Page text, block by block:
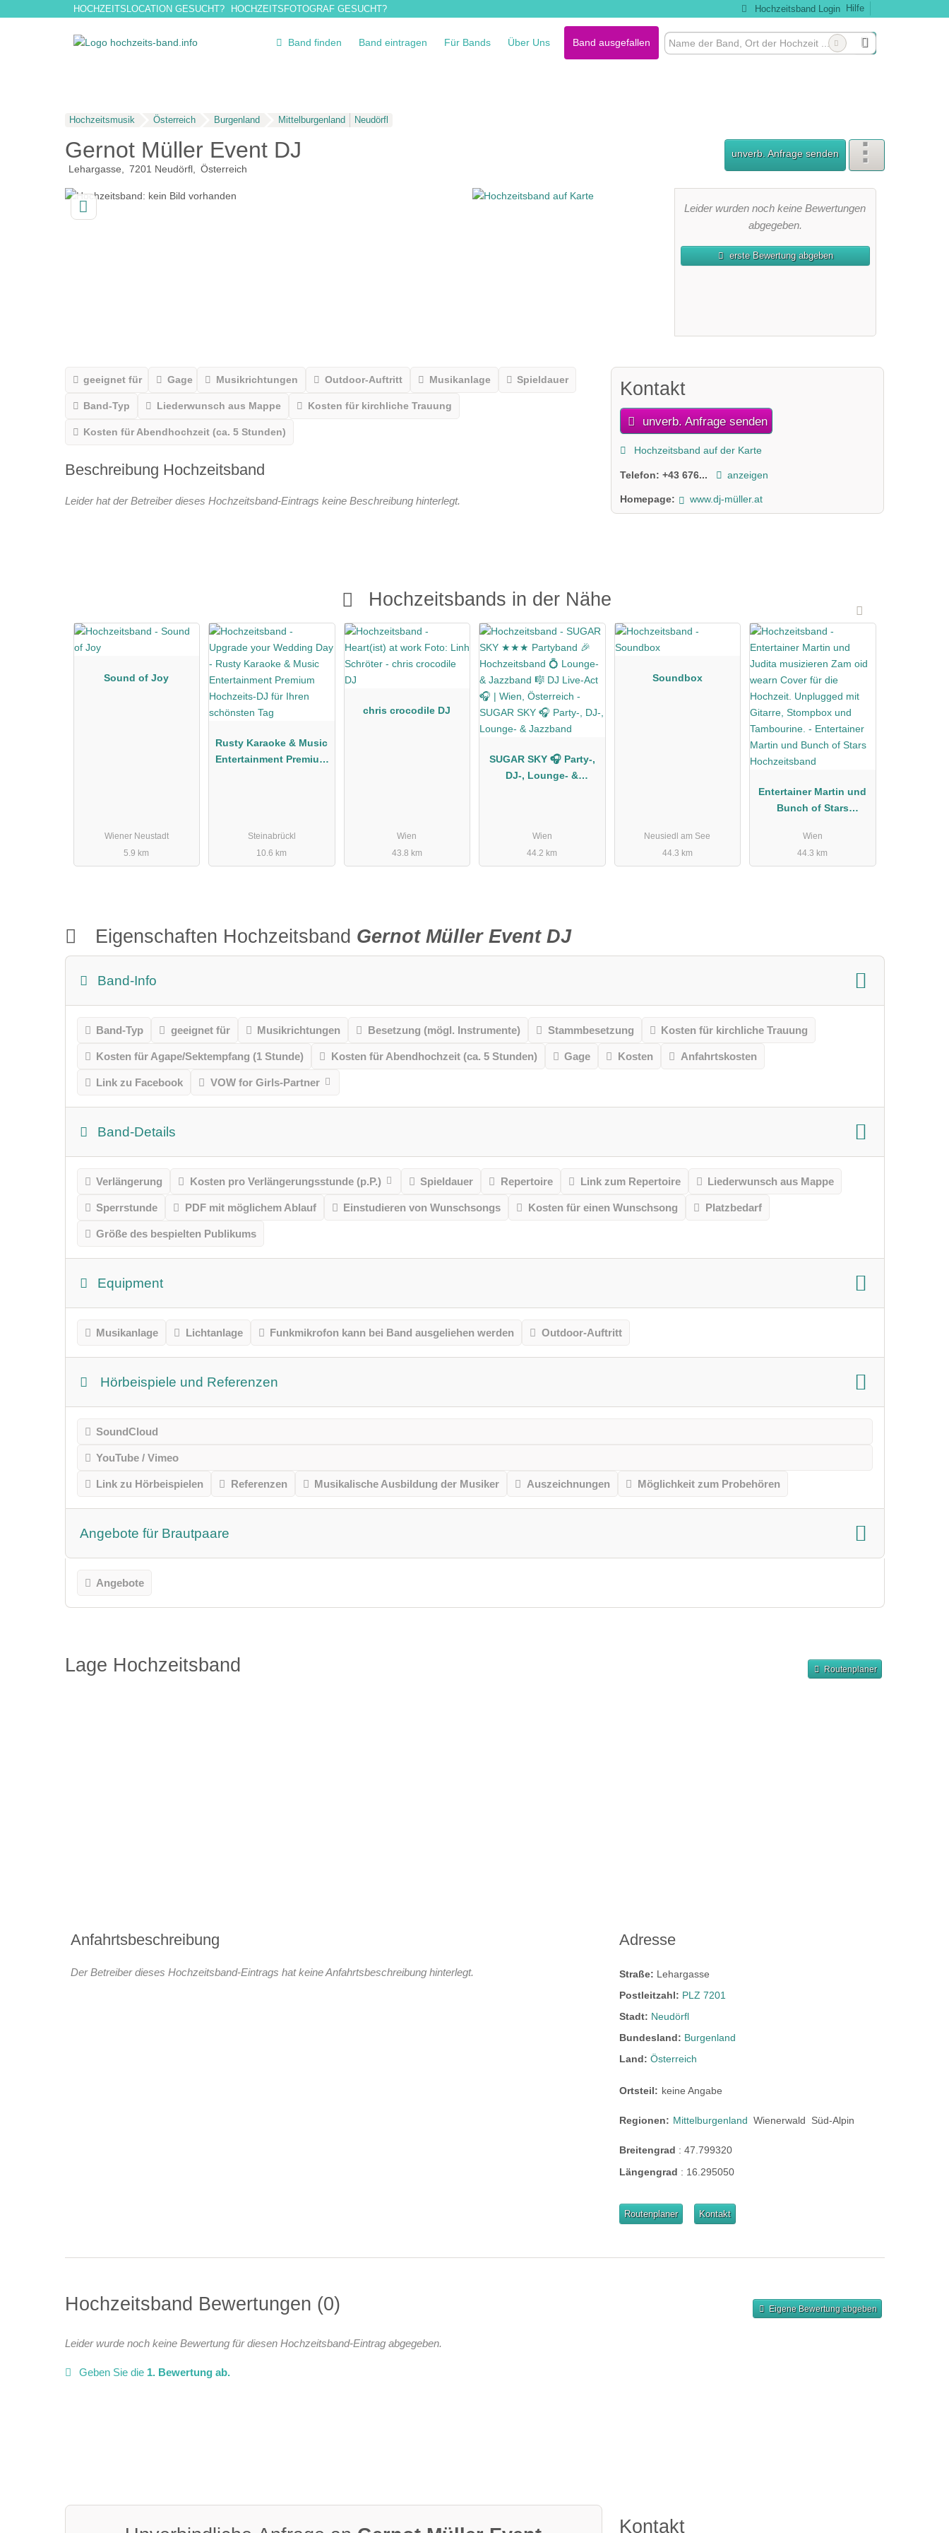
HOCHZEITSLOCATION GESUCHT? HOCHZEITSFOTOGRAF GESUCHT? Hochzeitsband Login Hilfe
Band finden Band eintragen Für Bands Über Uns Band ausgefallen
Hochzeitsmusik Österreich Burgenland Mittelburgenland Neudörfl
Gernot Müller Event DJ
Lehargasse 7201 Neudörfl Österreich
unverb. Anfrage senden
Leider wurden noch keine Bewertungen
abgegeben.
erste Bewertung abgeben
geeignet für Gage Musikrichtungen Outdoor-Auftritt Musikanlage Spieldauer
Band-Typ Liederwunsch aus Mappe Kosten für kirchliche Trauung
Kosten für Abendhochzeit (ca. 5 Stunden)
Beschreibung Hochzeitsband
Leider hat der Betreiber dieses Hochzeitsband-Eintrags keine Beschreibung hinterlegt.
Kontakt
unverb. Anfrage senden
Hochzeitsband auf der Karte
Telefon:+43 676... anzeigen
Homepage: www.dj-müller.at
Hochzeitsbands in der Nähe
Sound of Joy
Wiener Neustadt
5.9 km
Rusty Karaoke & Music
Entertainment Premium
Steinabrückl
10.6 km
chris crocodile DJ
Wien
43.8 km
SUGAR SKY 🎧 Party-,
DJ-, Lounge- &
Wien
44.2 km
Soundbox
Neusiedl am See
44.3 km
Entertainer Martin und
Bunch of Stars
Wien
44.3 km
Eigenschaften Hochzeitsband Gernot Müller Event DJ
Band-Info
Band-Typ geeignet für Musikrichtungen Besetzung (mögl. Instrumente) Stammbesetzung Kosten für kirchliche Trauung
Kosten für Agape/Sektempfang (1 Stunde) Kosten für Abendhochzeit (ca. 5 Stunden) Gage Kosten Anfahrtskosten
Link zu Facebook VOW for Girls-Partner
Band-Details
Verlängerung Kosten pro Verlängerungsstunde (p.P.) Spieldauer Repertoire Link zum Repertoire Liederwunsch aus Mappe
Sperrstunde PDF mit möglichem Ablauf Einstudieren von Wunschsongs Kosten für einen Wunschsong Platzbedarf
Größe des bespielten Publikums
Equipment
Musikanlage Lichtanlage Funkmikrofon kann bei Band ausgeliehen werden Outdoor-Auftritt
Hörbeispiele und Referenzen
SoundCloud
YouTube / Vimeo
Link zu Hörbeispielen Referenzen Musikalische Ausbildung der Musiker Auszeichnungen Möglichkeit zum Probehören
Angebote für Brautpaare
Angebote
Lage Hochzeitsband Routenplaner
Anfahrtsbeschreibung
Der Betreiber dieses Hochzeitsband-Eintrags hat keine Anfahrtsbeschreibung hinterlegt.
Adresse
Straße: Lehargasse
Postleitzahl: PLZ 7201
Stadt: Neudörfl
Bundesland: Burgenland
Land:Österreich
Ortsteil: keine Angabe
Regionen: Mittelburgenland Wienerwald Süd-Alpin
Breitengrad :47.799320
Längengrad : 16.295050
Routenplaner Kontakt
Hochzeitsband Bewertungen 0 Eigene Bewertung abgeben
Leider wurde noch keine Bewertung für diesen Hochzeitsband-Eintrag abgegeben.
Geben Sie die 1. Bewertung ab.
Kontakt